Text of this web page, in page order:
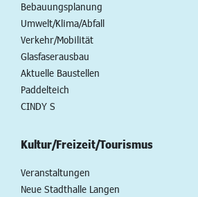
Bebauungsplanung
Umwelt/Klima/Abfall
Verkehr/Mobilität
Glasfaserausbau
Aktuelle Baustellen
Paddelteich
CINDY S
Kultur/Freizeit/Tourismus
Veranstaltungen
Neue Stadthalle Langen